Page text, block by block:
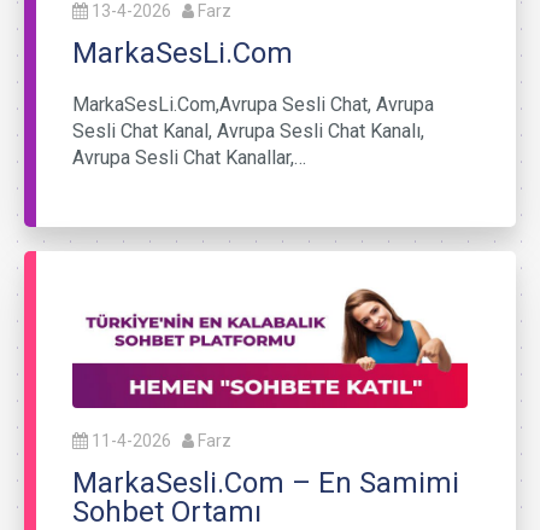
13-4-2026 Farz
MarkaSesLi.Com
MarkaSesLi.Com,Avrupa Sesli Chat, Avrupa
Sesli Chat Kanal, Avrupa Sesli Chat Kanalı,
Avrupa Sesli Chat Kanallar,…
11-4-2026 Farz
MarkaSesli.Com – En Samimi
Sohbet Ortamı